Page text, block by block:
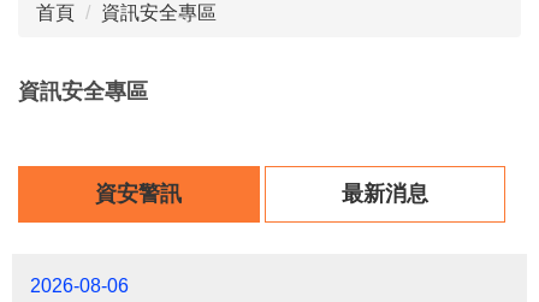
首頁 資訊安全專區
資訊安全專區
資安警訊 最新消息
2026-08-06